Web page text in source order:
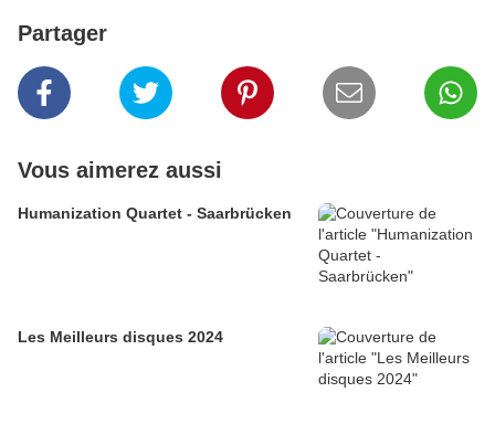
Partager
Vous aimerez aussi
Humanization Quartet - Saarbrücken
Les Meilleurs disques 2024